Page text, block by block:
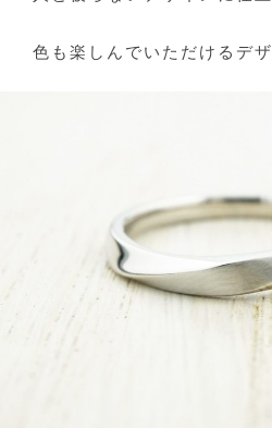
色も楽しんでいただけるデザ